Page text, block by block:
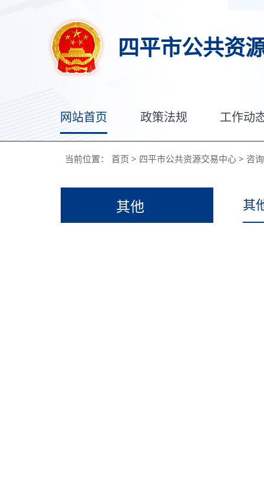
四平市公共资
网站首页 政策法规 工作动
当前位置： 首页 > 四平市公共资源交易中心 > 咨
其他 其